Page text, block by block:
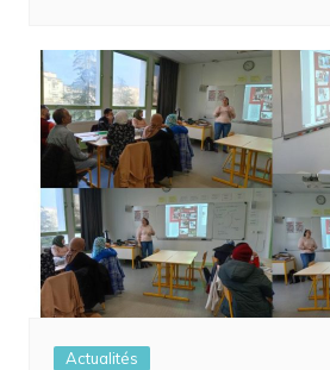
Actualités